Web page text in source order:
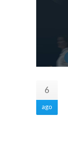
6
ago